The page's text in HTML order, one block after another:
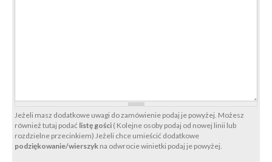
Jeżeli masz dodatkowe uwagi do zamówienie podaj je powyżej. Możesz
również tutaj podać listę gości ( Kolejne osoby podaj od nowej linii lub
rozdzielne przecinkiem) Jeżeli chce umieścić dodatkowe
podziękowanie/wierszyk na odwrocie winietki podaj je powyżej.